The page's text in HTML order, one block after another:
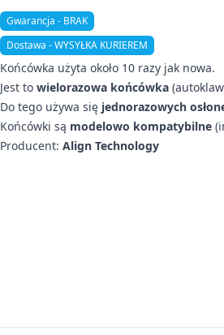
Gwarancja - BRAK
Dostawa - WYSYŁKA KURIEREM
Końcówka użyta około 10 razy jak nowa.
Jest towielorazowa końcówka
Do tego używa się jednorazowych
Końcówki są modelowo kompatybilne
Producent:Align Technology